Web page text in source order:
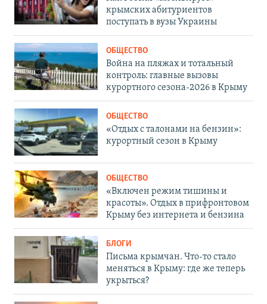
крымских абитуриентов
поступать в вузы Украины
ОБЩЕСТВО
Война на пляжах и тотальный
контроль: главные вызовы
курортного сезона-2026 в Крыму
ОБЩЕСТВО
«Отдых с талонами на бензин»:
курортный сезон в Крыму
ОБЩЕСТВО
«Включен режим тишины и
красоты». Отдых в прифронтовом
Крыму без интернета и бензина
БЛОГИ
Письма крымчан. Что-то стало
меняться в Крыму: где же теперь
укрыться?